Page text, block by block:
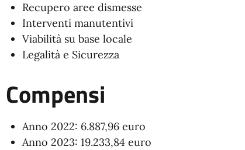
Recupero aree dismesse
Interventi manutentivi
Viabilità su base locale
Legalità e Sicurezza
Compensi
Anno 2022: 6.887,96 euro
Anno 2023: 19.233,84 euro